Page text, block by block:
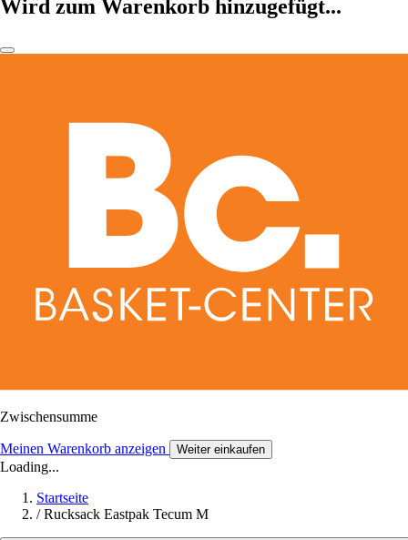
Wird zum Warenkorb hinzugefügt...
Zwischensumme
Meinen Warenkorb anzeigen Weiter einkaufen
Loading...
Startseite
/ Rucksack Eastpak Tecum M